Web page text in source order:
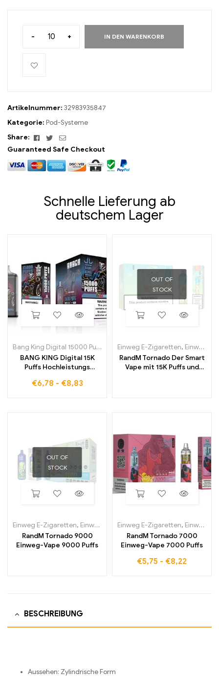
- + IN DEN WARENKORB
Artikelnummer: 32983935847
Kategorie: Pod-Systeme
Share:
Facebook
TwitterEmail
Guaranteed Safe Checkout
Schnelle Lieferung ab
deutschem Lager
Bang King Digital 15000 Puffs
BANG KING Digital 15K
Puffs Hochleistungs
intensivem Geschmack
€6,78 - €8,83
OUT OF
STOCK
Einweg E-Zigaretten, Einweg-E-Zigaretten in Belgien
RandM Tornado Der Smart
Vape mit 15K Puffs und
OUT OF
STOCK
Einweg E-Zigaretten, Einweg-E-Zigaretten in Belgien ,Einweg-E-
RandM Tornado 9000
Einweg-Vape 9000 Puffs
Einweg E-Zigaretten, Einweg-E-Zigaretten in Belgien
RandM Tornado 7000
Einweg-Vape 7000 Puffs
€5,75 - €8,22
BESCHREIBUNG
Aussehen: Zylindrische Form